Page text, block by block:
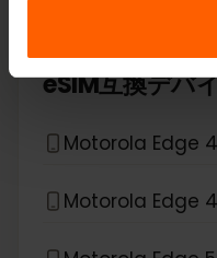
eSIM互換デバ
Motorola Edge
Motorola Edge